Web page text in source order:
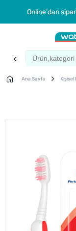
Online'dan
Ana Sayfa Kişisel